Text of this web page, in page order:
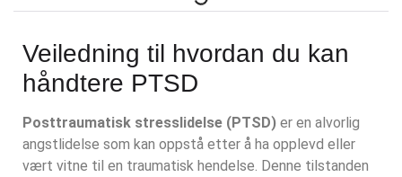
Veiledning til hvordan du kan
håndtere PTSD
Posttraumatisk stresslidelse (PTSD) er en alvorlig
angstlidelse som kan oppstå etter å ha opplevd eller
vært vitne til en traumatisk hendelse. Denne tilstanden